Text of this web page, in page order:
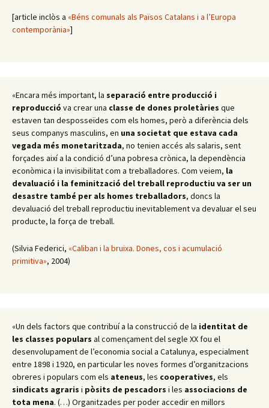
[article inclòs a «Béns comunals als Països Catalans i a l’Europa
contemporània»]
«Encara més important, la separació entre producció i
reproducció va crear una classe de dones proletàries que
estaven tan desposseïdes com els homes, però a diferència dels
seus companys masculins, en una societat que estava cada
vegada més monetaritzada, no tenien accés als salaris, sent
forçades així a la condició d’una pobresa crònica, la dependència
econòmica i la invisibilitat com a treballadores. Com veiem, la
devaluació i la feminització del treball reproductiu va ser un
desastre també per als homes treballadors, doncs la
devaluació del treball reproductiu inevitablement va devaluar el seu
producte, la força de treball.
(Silvia Federici, «Caliban i la bruixa. Dones, cos i acumulació
primitiva», 2004)
«Un dels factors que contribuí a la construcció de la identitat de
les classes populars al començament del segle XX fou el
desenvolupament de l’economia social a Catalunya, especialment
entre 1898 i 1920, en particular les noves formes d’organitzacions
obreres i populars com els ateneus, les cooperatives, els
sindicats agraris i pòsits de pescadors i les associacions de
tota mena. (…) Organitzades per poder accedir en millors